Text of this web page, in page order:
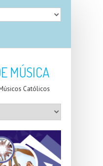
MÚSICA
Católicos